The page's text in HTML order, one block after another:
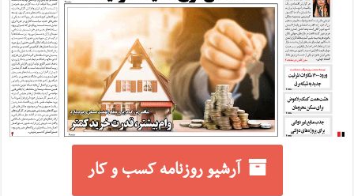
آرشیو روزنامه کسب و کار